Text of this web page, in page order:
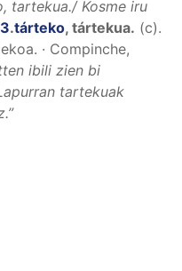
tartekua./ Kosme iru
3.tárteko, tártekua. (c).
· Compinche,
ibili zien bi
tartekuak
”